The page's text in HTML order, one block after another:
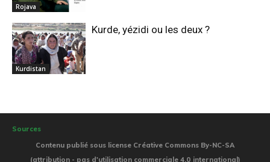
Rojava
Kurdistan
Kurde, yézidi ou les deux ?
Sources
Contenu publié sous license Créative Commons By-NC-SA
(attribution - pas d'utilisation commerciale 4.0 international)